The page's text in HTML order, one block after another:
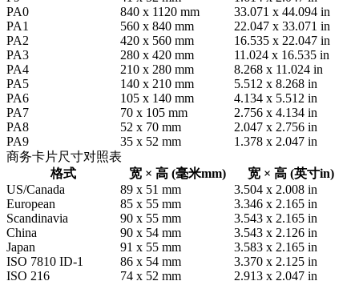
PA0
840 x 1120 mm
33.071 x 44.094 in
PA1
560 x 840 mm
22.047 x 33.071 in
PA2
420 x 560 mm
16.535 x 22.047 in
PA3
280 x 420 mm
11.024 x 16.535 in
PA4
210 x 280 mm
8.268 x 11.024 in
PA5
140 x 210 mm
5.512 x 8.268 in
PA6
105 x 140 mm
4.134 x 5.512 in
PA7
70 x 105 mm
2.756 x 4.134 in
PA8
52 x 70 mm
2.047 x 2.756 in
PA9
35 x 52 mm
1.378 x 2.047 in
商务卡片尺寸对照表
格式
宽 × 高 (毫米mm)
宽 × 高 (英寸in)
US/Canada
89 x 51 mm
3.504 x 2.008 in
European
85 x 55 mm
3.346 x 2.165 in
Scandinavia
90 x 55 mm
3.543 x 2.165 in
China
90 x 54 mm
3.543 x 2.126 in
Japan
91 x 55 mm
3.583 x 2.165 in
ISO 7810 ID-1
86 x 54 mm
3.370 x 2.125 in
ISO 216
74 x 52 mm
2.913 x 2.047 in